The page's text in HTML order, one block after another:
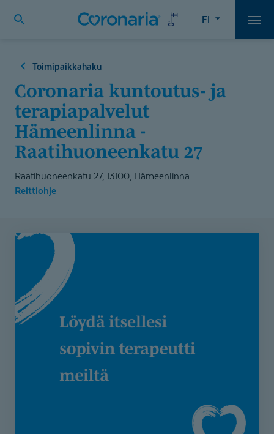
FI
Toimipaikkahaku
Coronaria kuntoutus- ja
terapiapalvelut
Hämeenlinna -
Raatihuoneenkatu 27
Raatihuoneenkatu 27, 13100, Hämeenlinna
Reittiohje